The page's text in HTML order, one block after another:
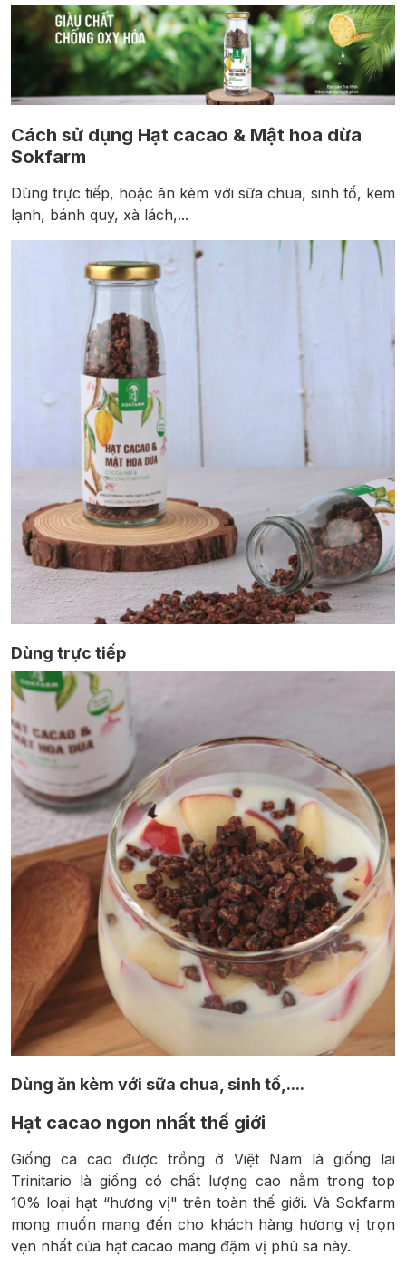
Cách sử dụng Hạt cacao & Mật hoa dừa
Sokfarm
Dùng trực tiếp, hoặc ăn kèm với sữa chua, sinh tố, kem
lạnh, bánh quy, xà lách,...
Dùng trực tiếp
Dùng ăn kèm với sữa chua, sinh tố,....
Hạt cacao ngon nhất thế giới
Giống ca cao được trồng ở Việt Nam là giống lai
Trinitario là giống có chất lượng cao nằm trong top
10% loại hạt “hương vị" trên toàn thế giới. Và Sokfarm
mong muốn mang đến cho khách hàng hương vị trọn
vẹn nhất của hạt cacao mang đậm vị phù sa này.